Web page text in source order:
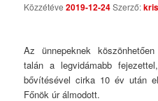
Közzétéve2019-12-24Szerző:
Az ünnepeknek
talán a legvidámabb
bővítésével cirka 10 év után
Főnök úr álmodott.